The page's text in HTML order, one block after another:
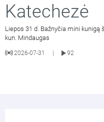
Katechezė
Liepos 31 d. Bažnyčia mini kunigą
kun. Mindaugas
2026-07-31 92